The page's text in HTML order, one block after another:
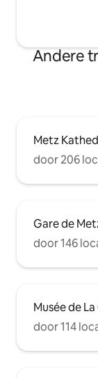
Andere
Metz
door 206
Gare de
door 146
Musée de
door 114